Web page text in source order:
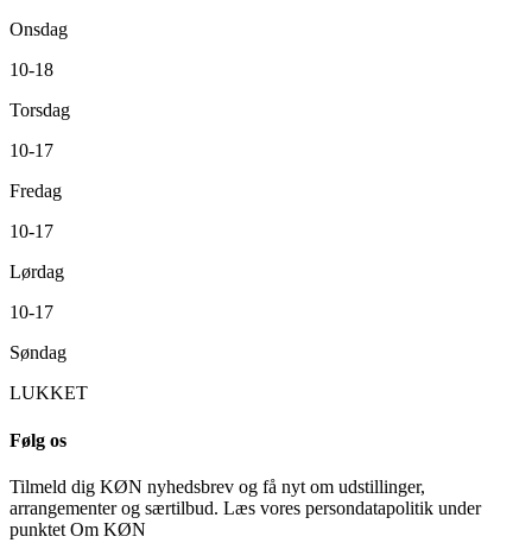
Onsdag
10-18
Torsdag
10-17
Fredag
10-17
Lørdag
10-17
Søndag
LUKKET
Følg os
Tilmeld dig KØN nyhedsbrev og få nyt om udstillinger,
arrangementer og særtilbud. Læs vores persondatapolitik under
punktet Om KØN